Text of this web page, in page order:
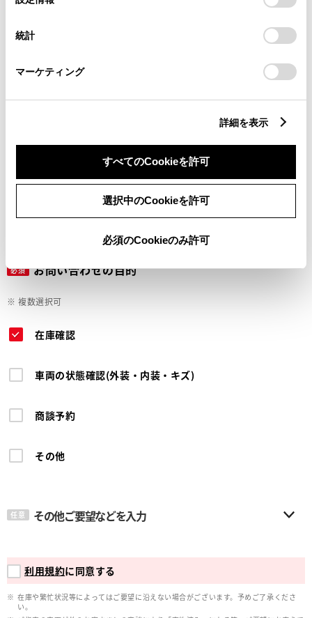
意したことになります。Cookie(クッキー)のオプトアウト、
設定の変更、同意を撤回したりするにあたっては、当社の
「Cookie（クッキー）情報の取り扱いについて
」をご覧くだ
統計
マーケティング
詳細を表示
すべてのCookieを許可
選択中のCookieを許可
必須のCookieのみ許可
必須 ご希望の連絡方法
Eメール
メールアドレス
必須 お問い合わせの目的
※ 複数選択可
在庫確認
車両の状態確認(外装・内装・キズ)
商談予約
その他
任意 その他ご要望などを入力
利用規約に同意する
在庫や繁忙状況等によってはご要望に沿えない場合がございます。予めご了承くださ
い。